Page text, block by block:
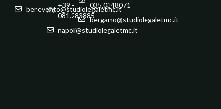
benevento@studiolegaletmc.it
+39 -
081.283885
napoli@studiolegaletmc.it
035.0348071
bergamo@studiolegaletmc.it